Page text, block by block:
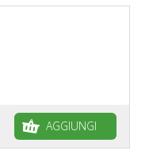
AGGIUNGI